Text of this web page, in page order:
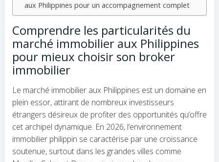
aux Philippines pour un accompagnement complet
Comprendre les particularités du
marché immobilier aux Philippines
pour mieux choisir son broker
immobilier
Le marché immobilier aux Philippines est un domaine en
plein essor, attirant de nombreux investisseurs
étrangers désireux de profiter des opportunités qu’offre
cet archipel dynamique. En 2026, l’environnement
immobilier philippin se caractérise par une croissance
soutenue, surtout dans les grandes villes comme